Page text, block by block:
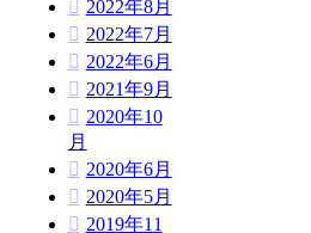
2022年8月
2022年7月
2022年6月
2021年9月
2020年10
月
2020年6月
2020年5月
2019年11